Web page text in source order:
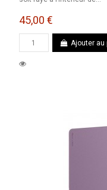
45,00 €
Ajouter au